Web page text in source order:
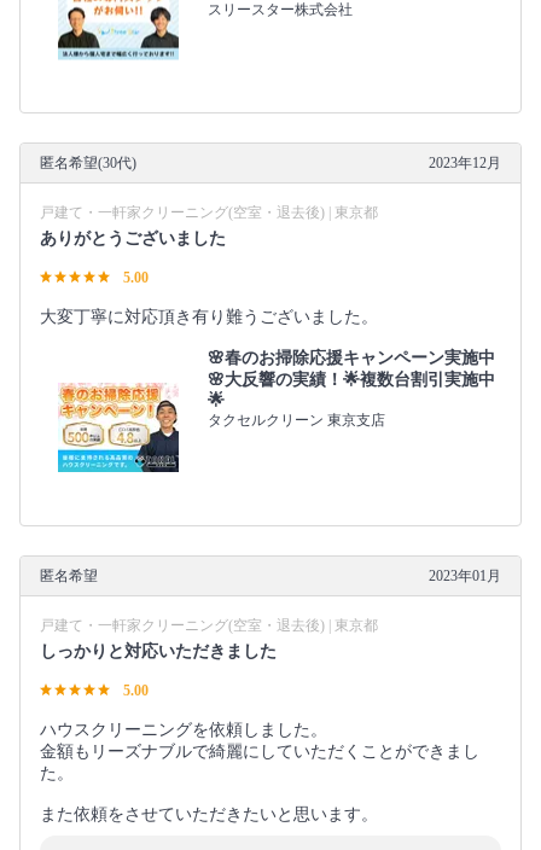
スリースター株式会社
匿名希望(30代) 2023年12月
戸建て・一軒家クリーニング(空室・退去後) | 東京都
ありがとうございました
5.00
大変丁寧に対応頂き有り難うございました。
🌸春のお掃除応援キャンペーン実施中
🌸大反響の実績！🌟複数台割引実施中
🌟
タクセルクリーン 東京支店
匿名希望 2023年01月
戸建て・一軒家クリーニング(空室・退去後) | 東京都
しっかりと対応いただきました
5.00
ハウスクリーニングを依頼しました。
金額もリーズナブルで綺麗にしていただくことができまし
た。
また依頼をさせていただきたいと思います。